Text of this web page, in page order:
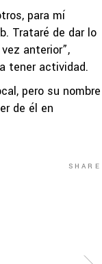
para mí
Trataré de dar lo
anterior”,
tener actividad.
pero su nombre
de él en
SHARE